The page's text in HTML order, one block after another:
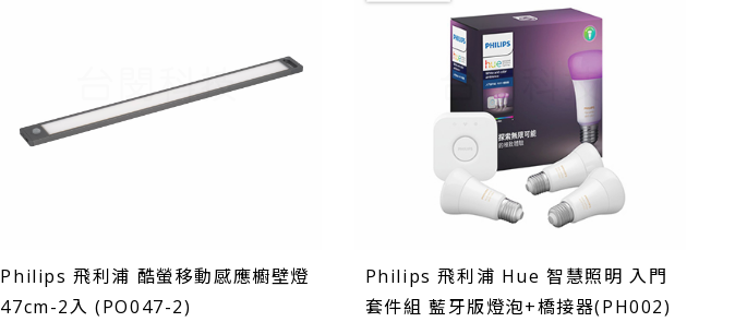
Philips 飛利浦 酷螢移動感應櫥壁燈
47cm-2入 (PO047-2)
Philips 飛利浦 Hue 智慧照明 入門
套件組 藍牙版燈泡+橋接器(PH002)